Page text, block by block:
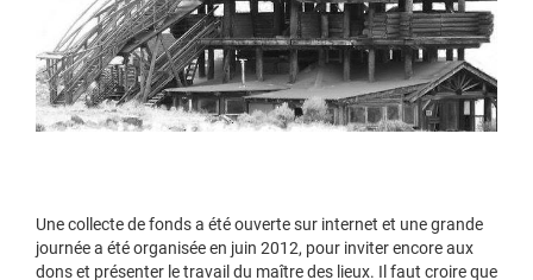
Une collecte de fonds a été ouverte sur internet et une grande
journée a été organisée en juin 2012, pour inviter encore aux
dons et présenter le travail du maître des lieux. Il faut croire que